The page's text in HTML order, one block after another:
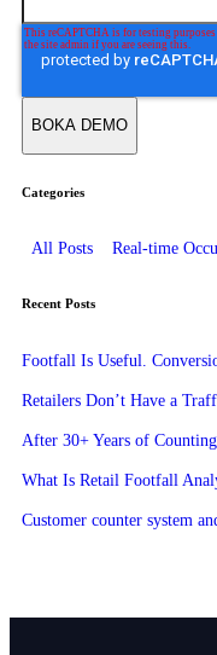
Categories
All Posts Real-time
Recent Posts
Footfall Is Useful.
Retailers Don’t Have a
After 30+ Years of
What Is Retail Footfall
Customer counter system